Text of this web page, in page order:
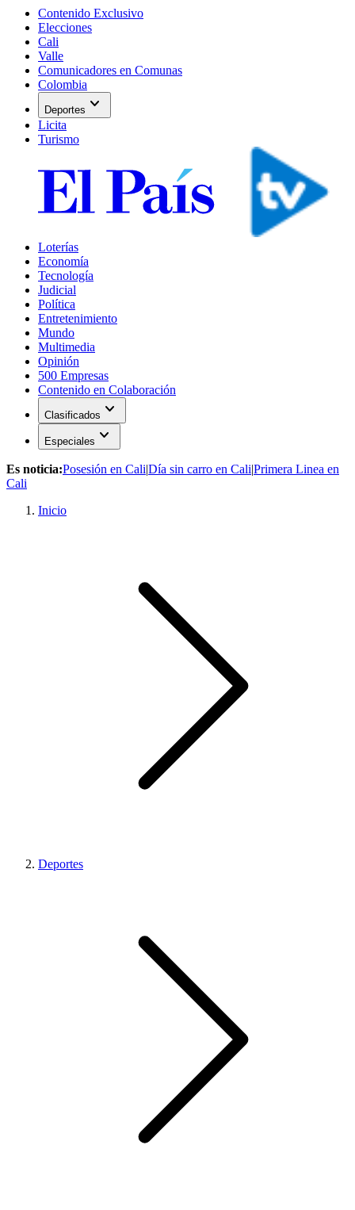
Contenido Exclusivo
Elecciones
Cali
Valle
Comunicadores en Comunas
Colombia
Deportes expand_more
Licita
Turismo
Loterías
Economía
Tecnología
Judicial
Política
Entretenimiento
Mundo
Multimedia
Opinión
500 Empresas
Contenido en Colaboración
Clasificados expand_more
Especiales expand_more
Es noticia:Posesión en Cali|Día sin carro en Cali|Primera Linea en
Cali
Inicio
Deportes